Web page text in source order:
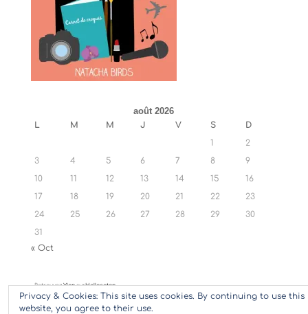
août 2026
L M M J V S
D
1
2
3
4 5 6 7 8
9
10
11 12 13 14 15
16
17
18 19 20 21 22
23
24
25 26 27 28 29
30
31
« Oct
RetrouvezYlansurHellocoton
Privacy & Cookies: This site uses cookies. By continuing to use this
website, you agree to their use.